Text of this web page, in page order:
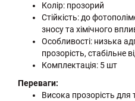
Колір: прозорий
Стійкість: до
зносу та хімічного
Особливості: низька
прозорість, стабільне
Комплектація: 5 шт
Переваги:
Висока прозорість